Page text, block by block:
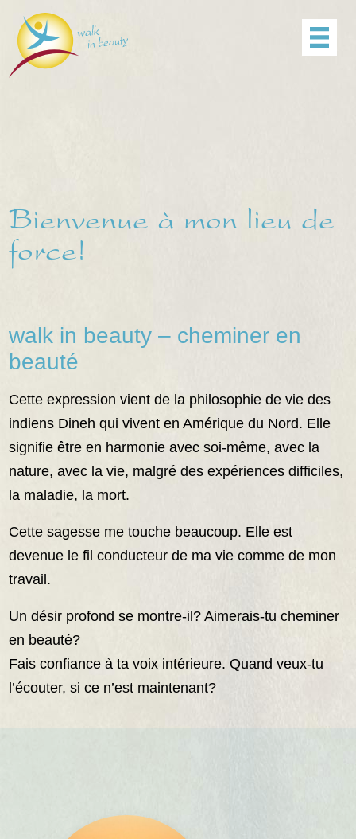
Bienvenue à mon lieu de
force!
walk in beauty – cheminer en
beauté
Cette expression vient de la philosophie de vie des
indiens Dineh qui vivent en Amérique du Nord. Elle
signifie être en harmonie avec soi-même, avec la
nature, avec la vie, malgré des expériences difficiles,
la maladie, la mort.
Cette sagesse me touche beaucoup. Elle est
devenue le fil conducteur de ma vie comme de mon
travail.
Un désir profond se montre-il? Aimerais-tu cheminer
en beauté?
Fais confiance à ta voix intérieure. Quand veux-tu
l’écouter, si ce n’est maintenant?
Agenda